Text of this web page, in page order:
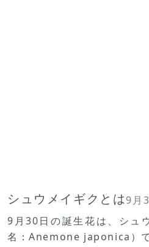
シュウメイギクとは9月
9月30日の誕生花は、シュ
名：Anemone japonica）で